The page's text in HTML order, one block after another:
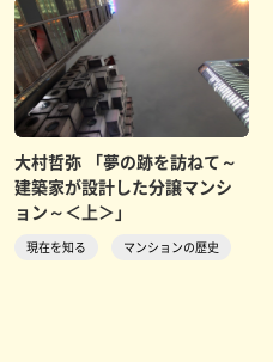
大村哲弥 「夢の跡を訪ねて～
建築家が設計した分譲マンシ
ョン～＜上＞」
現在を知る マンションの歴史